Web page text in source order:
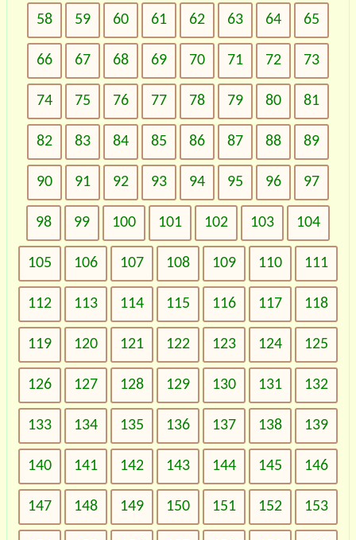
58 59 60 61 62 63 64 65
66 67 68 69 70 71 72 73
74 75 76 77 78 79 80 81
82 83 84 85 86 87 88 89
90 91 92 93 94 95 96 97
98 99 100 101 102 103 104
105 106 107 108 109 110 111
112 113 114 115 116 117 118
119 120 121 122 123 124 125
126 127 128 129 130 131 132
133 134 135 136 137 138 139
140 141 142 143 144 145 146
147 148 149 150 151 152 153